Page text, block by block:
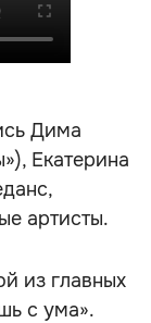
Дима
Екатерина
артисты.
из главных
с ума».